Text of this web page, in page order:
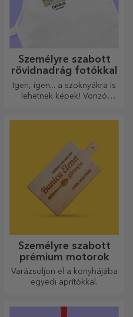
Személyre szabott
rövidnadrág fotókkal
Igen, igen... a szoknyákra is
lehetnek képek! Vonzó
Személyre szabott
prémium motorok
Varázsoljon el a konyhájába
egyedi aprítókkal.